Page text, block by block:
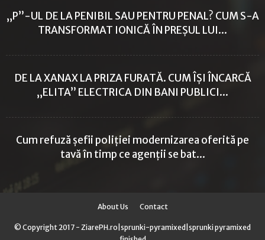
„P”-UL DE LA PENIBIL SAU PENTRU PENAL? CUM S-A
TRANSFORMAT IONICĂ ÎN PREȘUL LUI...
DE LA XANAX LA PRIZA FURATĂ. CUM ÎȘI ÎNCARCĂ
„ELITA” ELECTRICA DIN BANI PUBLICI...
Cum refuză șefii poliției modernizarea oferită pe
tavă în timp ce agenții se bat...
About Us Contact
© Copyright 2017 - ZiarePH.ro| sprunki-pyramixed sprunki pyramixed